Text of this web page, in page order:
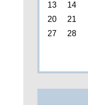
13
14
20
21
27
28